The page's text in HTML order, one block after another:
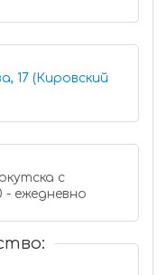
17 (Кировский
с
- ежедневно